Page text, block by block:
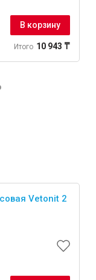
В корзину
Итого 10 943 ₸
Vetonit 2